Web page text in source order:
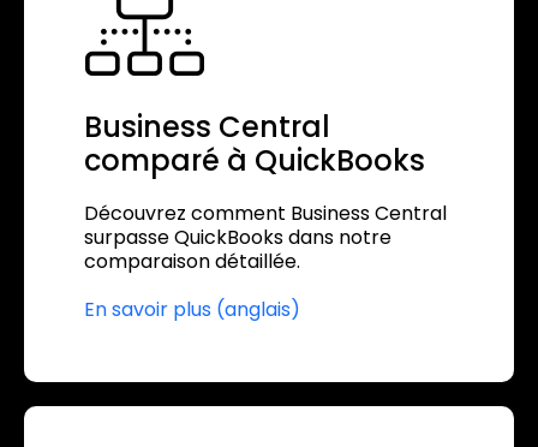
Business Central
comparé à QuickBooks
Découvrez comment Business Central
surpasse QuickBooks dans notre
comparaison détaillée.
En savoir plus (anglais)